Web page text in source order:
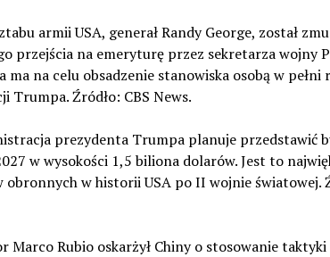
armii USA, generał Randy George, został
przejścia na emeryturę przez sekretarza wojny
ma na celu obsadzenie stanowiska osobą w pełni
Trumpa. Źródło: CBS News.
prezydenta Trumpa planuje przedstawić
w wysokości 1,5 biliona dolarów. Jest to
w historii USA po II wojnie światowej.
Marco Rubio oskarżył Chiny o stosowanie taktyki